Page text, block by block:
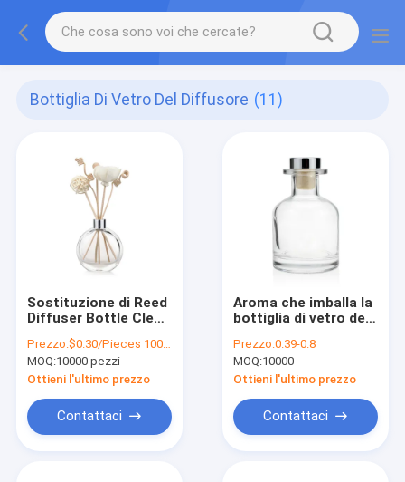
Bottiglia Di Vetro Del Diffusore (11)
Sostituzione di Reed
Diffuser Bottle Clear
55ml
Prezzo:$0.30/Pieces 10000-49999 Pieces
MOQ:10000 pezzi
Ottieni l'ultimo prezzo
Contattaci
Aroma che imballa la
bottiglia di vetro del
il tappo ed il bastone
volatile
Prezzo:0.39-0.8
MOQ:10000
Ottieni l'ultimo prezzo
Contattaci